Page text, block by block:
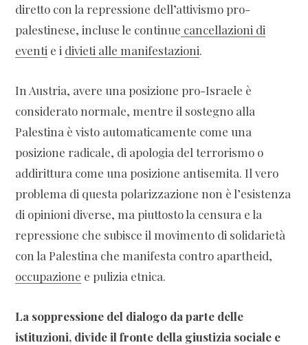
diretto con la repressione dell’attivismo pro-
palestinese, incluse le continue cancellazioni di
eventi e i divieti alle manifestazioni.
In Austria, avere una posizione pro-Israele è
considerato normale, mentre il sostegno alla
Palestina è visto automaticamente come una
posizione radicale, di apologia del terrorismo o
addirittura come una posizione antisemita. Il vero
problema di questa polarizzazione non è l’esistenza
di opinioni diverse, ma piuttosto la censura e la
repressione che subisce il movimento di solidarietà
con la Palestina che manifesta contro apartheid,
occupazione e pulizia etnica.
La soppressione del dialogo da parte delle
istituzioni, divide il fronte della giustizia sociale e